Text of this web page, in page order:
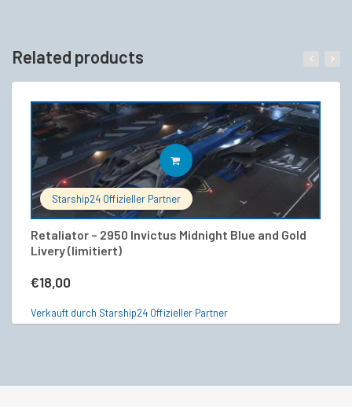
Related products
Starship24 Offizieller Partner
Retaliator – 2950 Invictus Midnight Blue and Gold
Livery (limitiert)
€18,00
IN DEN WARENKORB
Verkauft durch Starship24 Offizieller Partner